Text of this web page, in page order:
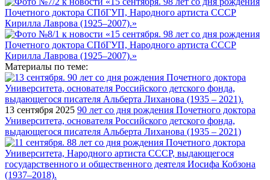
Материалы по теме:
13 сентября 2025 90 лет со дня рождения Почетного доктора
Университета, основателя Российского детского фонда,
выдающегося писателя Альберта Лиханова (1935 – 2021)